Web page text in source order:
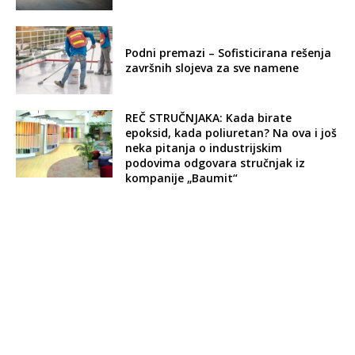
Podni premazi – Sofisticirana rešenja
završnih slojeva za sve namene
REČ STRUČNJAKA: Kada birate
epoksid, kada poliuretan? Na ova i još
neka pitanja o industrijskim
podovima odgovara stručnjak iz
kompanije „Baumit“